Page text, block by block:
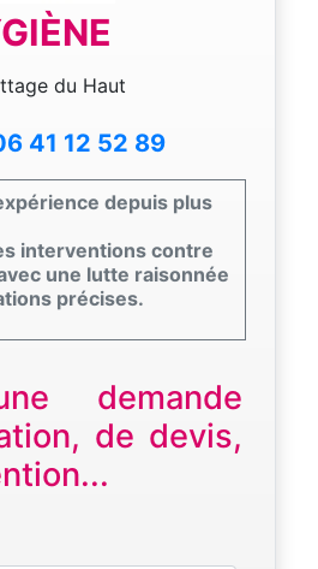
du Haut
41 12 52 89
depuis plus
interventions contre
une lutte raisonnée
précises.
demande
de devis,